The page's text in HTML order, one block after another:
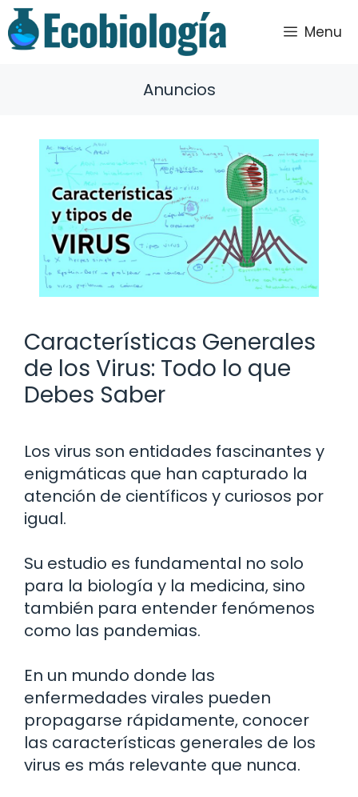
Saltar
al
contenido
Menu
Anuncios
Características Generales
de los Virus: Todo lo que
Debes Saber
Los virus son entidades fascinantes y
enigmáticas que han capturado la
atención de científicos y curiosos por
igual.
Su estudio es fundamental no solo
para la biología y la medicina, sino
también para entender fenómenos
como las pandemias.
En un mundo donde las
enfermedades virales pueden
propagarse rápidamente, conocer
las características generales de los
virus es más relevante que nunca.